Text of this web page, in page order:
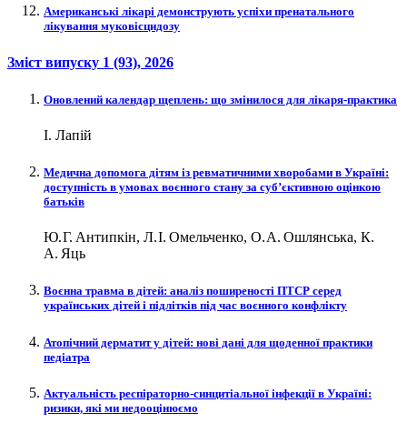
Американські лікарі демонструють успіхи пренатального
лікування муковісцидозу
Зміст випуску 1 (93), 2026
Оновлений календар щеплень: що змінилося для лікаря-практика
І. Лапій
Медична допомога дітям із ревматичними хворобами в Україні:
доступність в умовах воєнного стану за суб’єктивною оцінкою
батьків
Ю. Г. Антипкін, Л. І. Омельченко, О. А. Ошлянська, К.
А. Яць
Воєнна травма в дітей: аналіз поширеності ПТСР серед
українських дітей і підлітків під час воєнного конфлікту
Атопічний дерматит у дітей: нові дані для щоденної практики
педіатра
Актуальність респіраторно-синцитіальної інфекції в Україні:
ризики, які ми недооцінюємо